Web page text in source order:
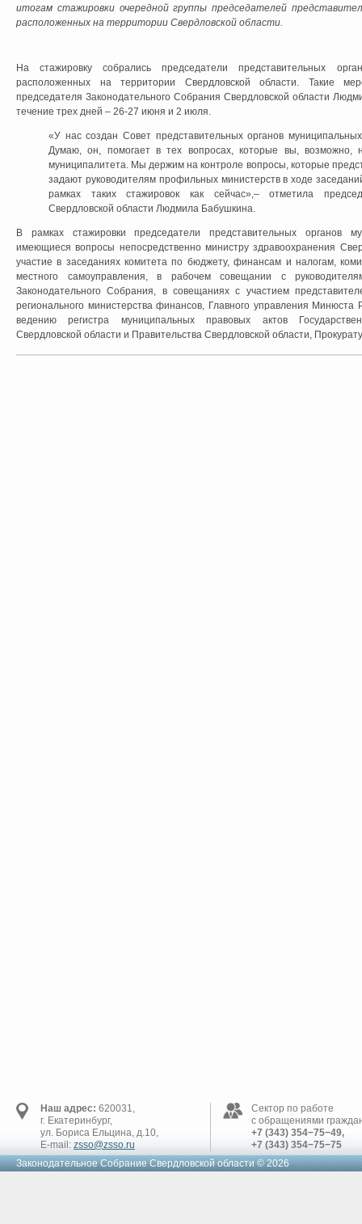
итогам стажировки очередной группы председателей
расположенных на территории Свердловской области.
На стажировку собрались председатели представительных
расположенных на территории Свердловской области. Такие
председателя Законодательного Собрания Свердловской области
течение трех дней – 26-27 июня и 2 июля.
«У нас создан Совет представительных органов
Думаю, он, помогает в тех вопросах, которые вы, возможно,
муниципалитета. Мы держим на контроле вопросы, которые
задают руководителям профильных министерств в ходе
рамках таких стажировок как сейчас»,– отметила
Свердловской области Людмила Бабушкина.
В рамках стажировки председатели представительных органов
имеющиеся вопросы непосредственно министру здравоохранения
участие в заседаниях комитета по бюджету, финансам и налогам,
местного самоуправления, в рабочем совещании с
Законодательного Собрания, в совещаниях с участием
регионального министерства финансов, Главного управления
ведению регистра муниципальных правовых актов
Свердловской области и Правительства Свердловской области,
Наш адрес: 620031,
г. Екатеринбург,
ул. Бориса Ельцина, д.10,
E-mail: zsso@zsso.ru
Сектор по работе
с обращениями
+7 (343) 354−75−49,
+7 (343) 354−75−75
Законодательное Cобрание Свердловской области © 2026